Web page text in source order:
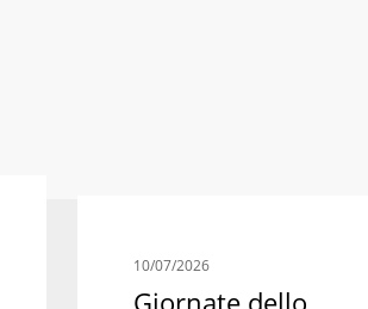
10/07/2026